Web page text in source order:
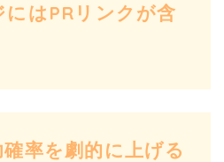
にはPRリンクが含
率を劇的に上げる